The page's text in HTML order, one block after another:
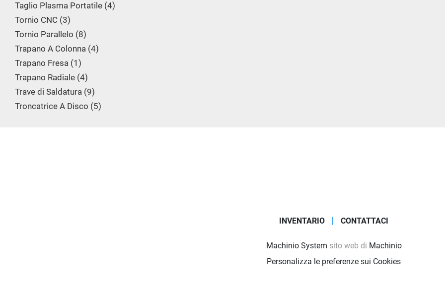
Taglio Plasma Portatile 4
Tornio CNC 3
Tornio Parallelo 8
Trapano A Colonna 4
Trapano Fresa 1
Trapano Radiale 4
Trave di Saldatura 9
Troncatrice A Disco 5
INVENTARIO CONTATTACI
Machinio System sito web di Machinio
Personalizza le preferenze sui Cookies